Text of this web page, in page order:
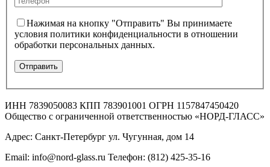
Нажимая на кнопку "Отправить" Вы принимаете
условия политики конфиденциальности в отношении
обработки персональных данных.
ИНН 7839050083 КПП 783901001 ОГРН 1157847450420
Общество с ограниченной ответственностью «НОРД-ГЛАСС»
Адрес: Санкт-Петербург ул. Чугунная, дом 14
Email: info@nord-glass.ru Телефон: (812) 425-35-16